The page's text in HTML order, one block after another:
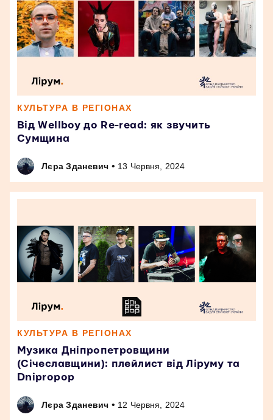
КУЛЬТУРА В РЕГІОНАХ
Від Wellboy до Re-read: як звучить
Сумщина
Лєра Зданевич • 13 Червня, 2024
КУЛЬТУРА В РЕГІОНАХ
Музика Дніпропетровщини
(Січеславщини): плейлист від Ліруму та
Dnipropop
Лєра Зданевич • 12 Червня, 2024